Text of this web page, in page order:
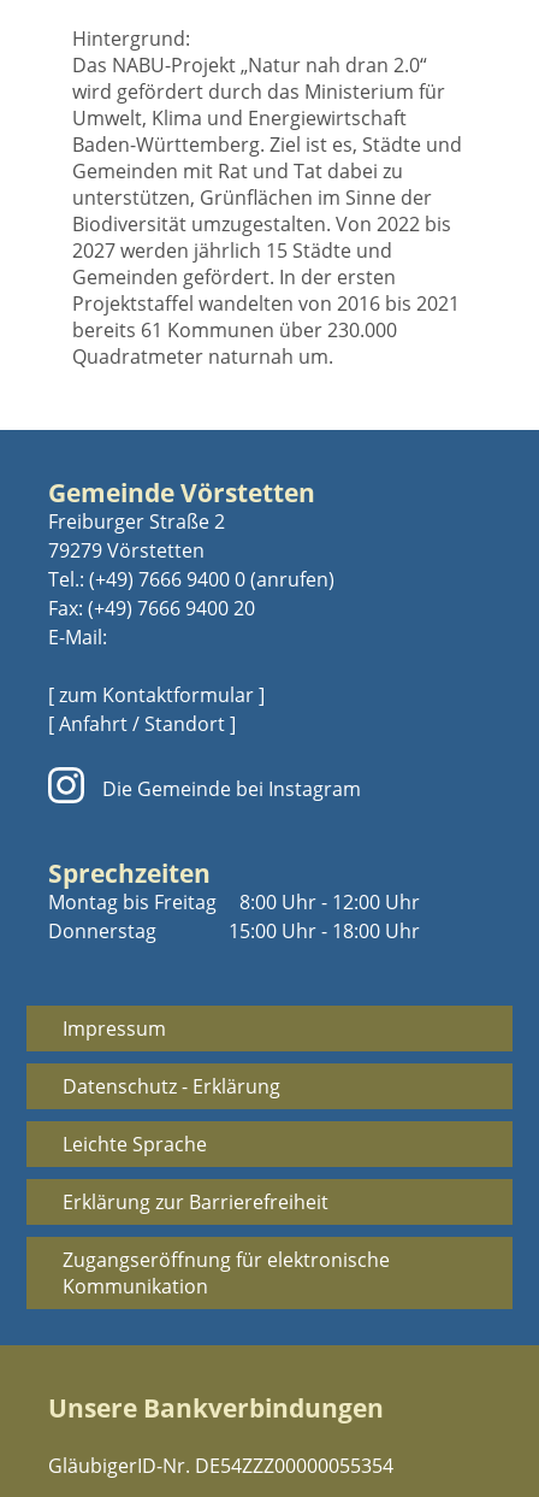
Hintergrund:
Das NABU-Projekt „Natur nah dran 2.0“
wird gefördert durch das Ministerium für
Umwelt, Klima und Energiewirtschaft
Baden-Württemberg. Ziel ist es, Städte und
Gemeinden mit Rat und Tat dabei zu
unterstützen, Grünflächen im Sinne der
Biodiversität umzugestalten. Von 2022 bis
2027 werden jährlich 15 Städte und
Gemeinden gefördert. In der ersten
Projektstaffel wandelten von 2016 bis 2021
bereits 61 Kommunen über 230.000
Quadratmeter naturnah um.
Gemeinde Vörstetten
Freiburger Straße 2
79279 Vörstetten
Tel.: (+49) 7666 9400 0
Fax: (+49) 7666 9400 20
E-Mail:
[ zum Kontaktformular ]
[ Anfahrt / Standort ]
Die Gemeinde bei Instagram
Sprechzeiten
Montag bis Freitag
Donnerstag
8:00 Uhr - 12:00 Uhr
15:00 Uhr - 18:00 Uhr
Impressum
Datenschutz - Erklärung
Leichte Sprache
Erklärung zur Barrierefreiheit
Zugangseröffnung für elektronische
Kommunikation
Unsere Bankverbindungen
GläubigerID-Nr. DE54ZZZ00000055354